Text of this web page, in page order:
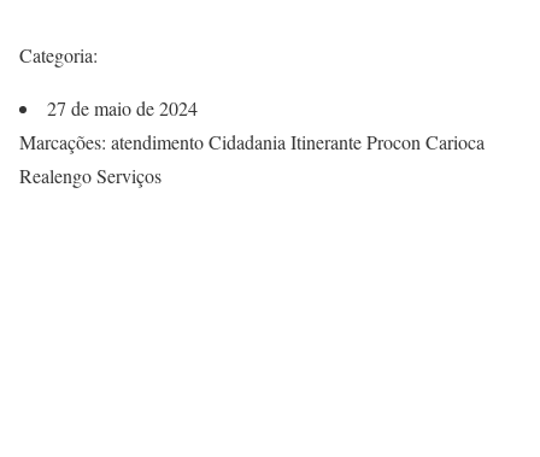
Categoria:
27 de maio de 2024
Marcações: atendimento Cidadania Itinerante Procon Carioca
Realengo Serviços